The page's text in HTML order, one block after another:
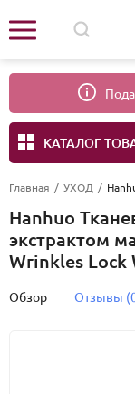
КАТАЛОГ
Главная / УХОД /
Hanhuo
экстрактом
Wrinkles Lock
Обзор Отзывы